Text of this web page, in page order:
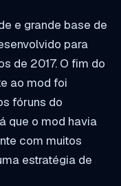
e grande base de
para
de 2017. O fim do
ao mod foi
fóruns do
que o mod havia
com muitos
estratégia de